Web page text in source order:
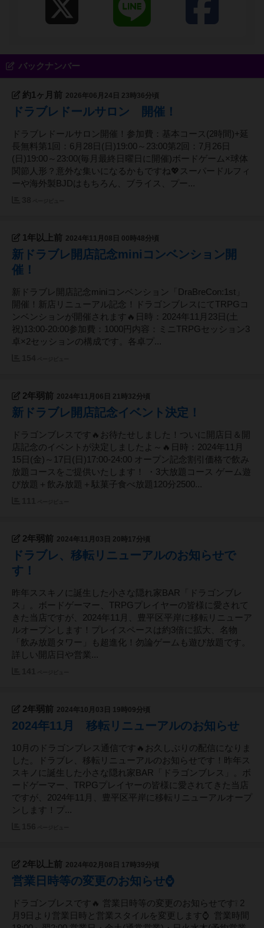
バックナンバー
約1ヶ月前 2026年06月24日 23時36分頃
ドラブレドールサロン 開催！
ドラブレドールサロン開催！参加費：基本コース(2時間)+延
長無料第1回：6月28日(日)19:00～23:00第2回：7月26日
(日)19:00～23:00(毎月最終日曜日に開催)ボードゲーム×球体
関節人形？意外な集いになるかもですね💖スーパードルフィ
ーや海外製BJDはもちろん、ブライス、プー...
1年以上前 2024年11月08日 00時48分頃
新ドラブレ開店記念miniコンベンション開
催！
新ドラブレ開店記念miniコンベンション「DraBreCon:1st」
開催！新店リニューアル記念！ドラゴンブレスにてTRPGコ
ンベンションが開催されます🔥日時：2024年11月23日(土
祝)13:00-20:00参加費：1000円内容：ミニTRPGセッション3
卓×2セッションの構成です。各卓プ...
2年弱前 2024年11月06日 21時32分頃
新ドラブレ開店記念イベント決定！
ドラゴンブレスです🔥お待たせしました！ついに開店日＆開
店記念のイベントが決定しましたよ～🔥日時：2024年11月
15日(金)～17日(日)17:00-24:00 オープン記念割引価格で飲み
放題コースをご提供いたします！ ・3大放題コース ゲーム遊
び放題＋飲み放題＋駄菓子食べ放題120分2500...
2年弱前 2024年11月03日 20時17分頃
ドラブレ、移転リニューアルのお知らせで
す！
昨年ススキノに誕生した小さな隠れ家BAR「ドラゴンブレ
ス」。ボードゲーマー、TRPGプレイヤーの皆様に愛されて
きた当店ですが、2024年11月、豊平区平岸に移転リニューア
ルオープンします！プレイスペースは約3倍に拡大、名物
「飲み放題タワー」も超進化！勿論ゲームも遊び放題です。
詳しい開店日や営業...
2年弱前 2024年10月03日 19時09分頃
2024年11月 移転リニューアルのお知らせ
10月のドラゴンブレス通信です🔥お久しぶりの配信になりま
した。ドラブレ、移転リニューアルのお知らせです！昨年ス
スキノに誕生した小さな隠れ家BAR「ドラゴンブレス」。ボ
ードゲーマー、TRPGプレイヤーの皆様に愛されてきた当店
ですが、2024年11月、豊平区平岸に移転リニューアルオープ
ンします！プ...
2年以上前 2024年02月08日 17時39分頃
営業日時等の変更のお知らせ⌚
ドラゴンブレスです🔥 営業日時等の変更のお知らせです❕ 2
月9日より営業日時と営業スタイルを変更します⌚ 営業時間